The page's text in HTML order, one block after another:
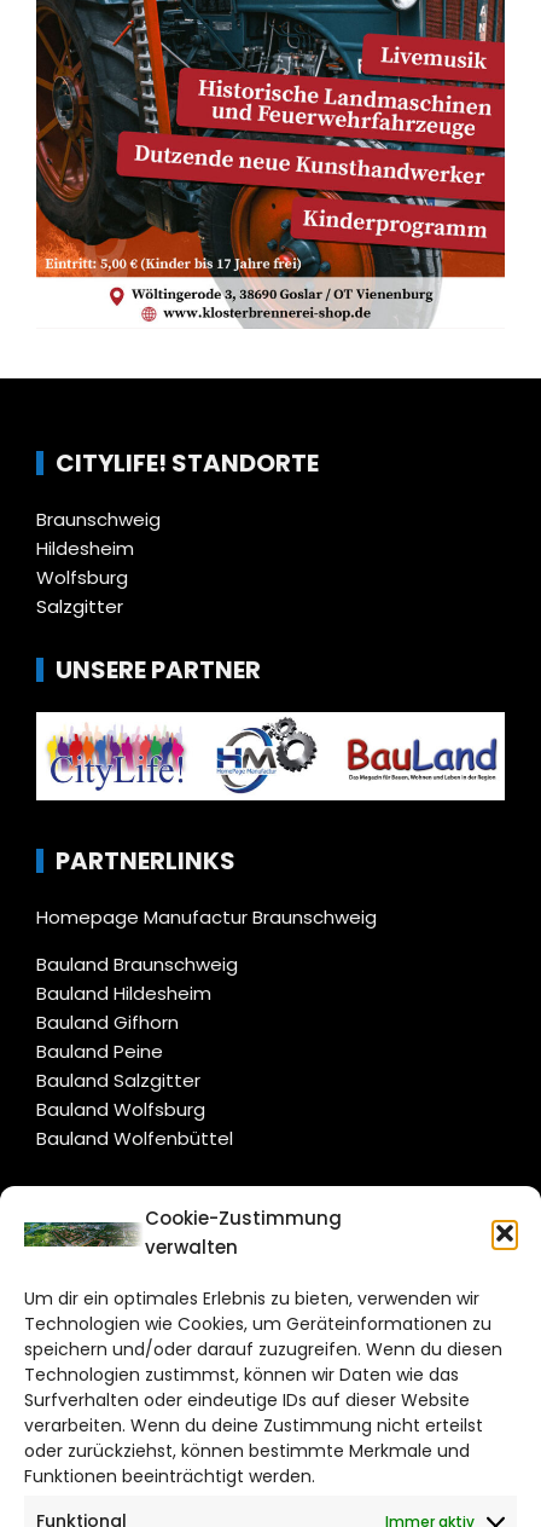
Cookie-Zustimmung
verwalten
Um dir ein optimales Erlebnis zu bieten, verwenden wir
Technologien wie Cookies, um Geräteinformationen zu
speichern und/oder darauf zuzugreifen. Wenn du diesen
Technologien zustimmst, können wir Daten wie das
Surfverhalten oder eindeutige IDs auf dieser Website
verarbeiten. Wenn du deine Zustimmung nicht erteilst
oder zurückziehst, können bestimmte Merkmale und
Funktionen beeinträchtigt werden.
Funktional
Immer aktiv
CITYLIFE! STANDORTE
Braunschweig
Hildesheim
Wolfsburg
Salzgitter
UNSERE PARTNER
PARTNERLINKS
Homepage Manufactur Braunschweig
Bauland Braunschweig
Bauland Hildesheim
Bauland Gifhorn
Bauland Peine
Bauland Salzgitter
Bauland Wolfsburg
Bauland Wolfenbüttel
CITYLIFE!
Bruchtorwall 12
38100 Braunschweig
Telefon: 0531 387220 – 65
DAS STADTMAGAZIN FÜR
SALZGITTER